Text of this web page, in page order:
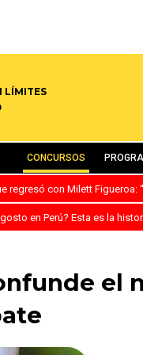
LÍMITES
CONCURSOS
regresó con Milett Figueroa:
en Perú? Esta es la
el